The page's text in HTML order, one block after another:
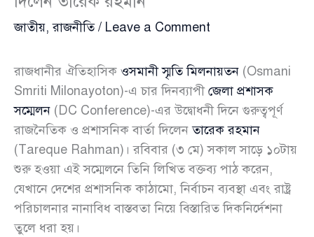
জাতীয়,রাজনীতি/ Leave a Comment
রাজধানীর ঐতিহাসিক ওসমানী স্মৃতি মিলনায়তন (Osmani
Smriti Milonayoton)-এ চার দিনব্যাপীজেলা প্রশাসক
সম্মেলন (DC Conference)-এর উদ্বোধনী দিনে গুরুত্বপূর্ণ
রাজনৈতিক ও প্রশাসনিক বার্তা দিলেনতারেক রহমান
(Tareque Rahman)। রবিবার (৩ মে) সকাল সাড়ে ১০টায়
শুরু হওয়া এই সম্মেলনে তিনি লিখিত বক্তব্য পাঠ করেন,
যেখানে দেশের প্রশাসনিক কাঠামো, নির্বাচন ব্যবস্থা এবং রাষ্ট্র
পরিচালনার নানাবিধ বাস্তবতা নিয়ে বিস্তারিত দিকনির্দেশনা
তুলে ধরা হয়।